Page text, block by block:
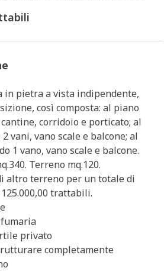
in pietra a vista indipendente,
così composta: al piano
corridoio e porticato; al
vani, vano scale e balcone; al
1 vano, vano scale e balcone.
Terreno mq.120.
altro terreno per un totale di
125.000,00 trattabili.
privato
completamente